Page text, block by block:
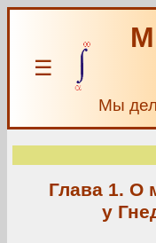
☰
Мы
Глава 1. О
у